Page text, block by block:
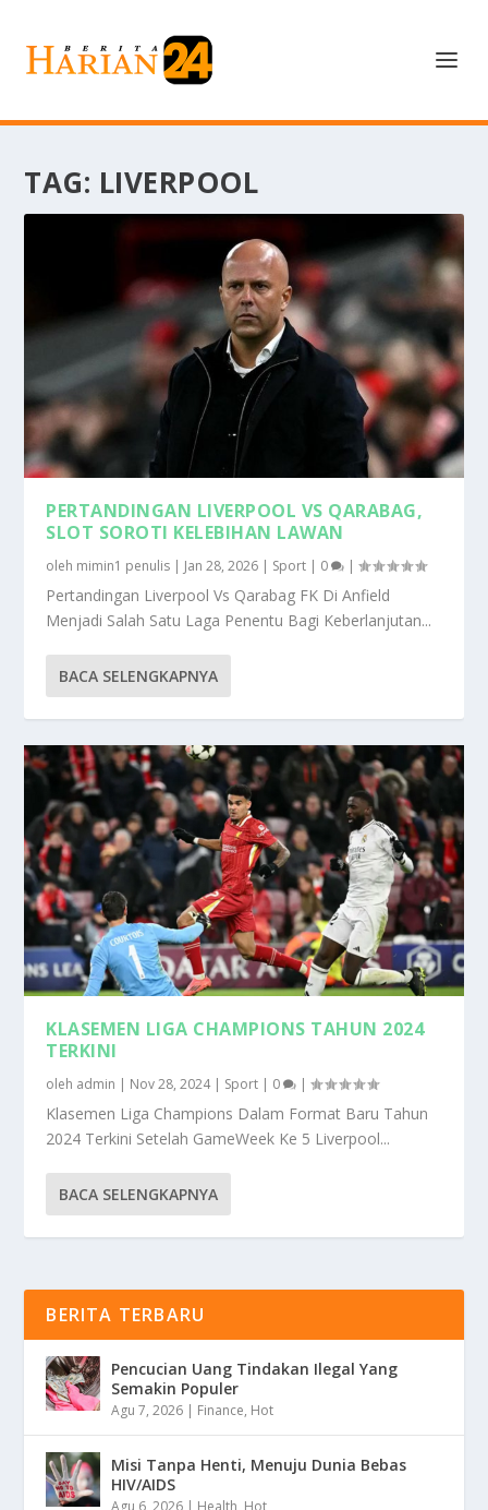
TAG: LIVERPOOL
PERTANDINGAN LIVERPOOL VS QARABAG,
SLOT SOROTI KELEBIHAN LAWAN
oleh mimin1 penulis | Jan 28, 2026 | Sport | 0 |
Pertandingan Liverpool Vs Qarabag FK Di Anfield
Menjadi Salah Satu Laga Penentu Bagi Keberlanjutan...
BACA SELENGKAPNYA
KLASEMEN LIGA CHAMPIONS TAHUN 2024
TERKINI
oleh admin | Nov 28, 2024| Sport | 0 |
Klasemen Liga Champions Dalam Format Baru Tahun
2024 Terkini Setelah GameWeek Ke 5 Liverpool...
BACA SELENGKAPNYA
BERITA TERBARU
Pencucian Uang Tindakan Ilegal Yang
Semakin Populer
Agu 7, 2026 | Finance, Hot
Misi Tanpa Henti, Menuju Dunia Bebas
HIV/AIDS